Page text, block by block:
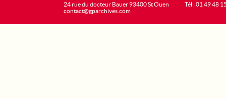
24 rue du docteur Bauer 93400 St Ouen
contact@gparchives.com
Tél : 01 49 48